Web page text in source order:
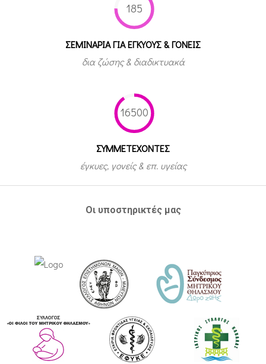
185
ΣΕΜΙΝΑΡΙΑ ΓΙΑ ΕΓΚΥΟΥΣ & ΓΟΝΕΙΣ
δια ζώσης & διαδικτυακά
16500
ΣΥΜΜΕΤEΧΟΝΤΕΣ
έγκυες, γονείς & επ. υγείας
Οι υποστηρικτές μας